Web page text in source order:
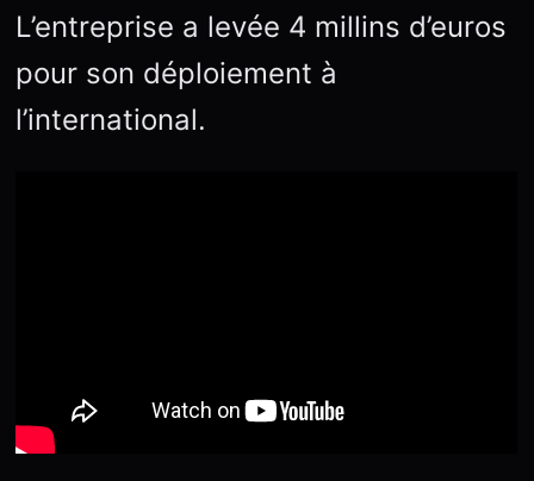
L’entreprise a levée 4 millins d’euros
pour son déploiement à
l’international.